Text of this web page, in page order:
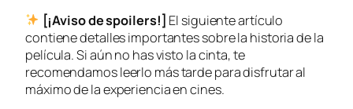
[¡Aviso de spoilers!] El siguiente artículo
contiene detalles importantes sobre la historia de la
película. Si aún no has visto la cinta, te
recomendamos leerlo más tarde para disfrutar al
máximo de la experiencia en cines.